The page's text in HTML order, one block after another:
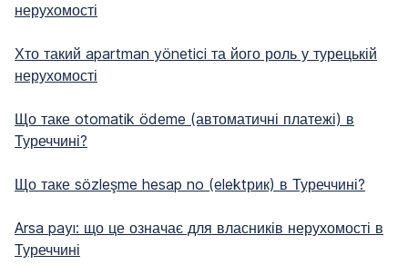
нерухомості
Хто такий apartman yönetici та його роль у турецькій
нерухомості
Що таке otomatik ödeme (автоматичні платежі) в
Туреччині?
Що таке sözleşme hesap no (elektрик) в Туреччині?
Arsa payı: що це означає для власників нерухомості в
Туреччині